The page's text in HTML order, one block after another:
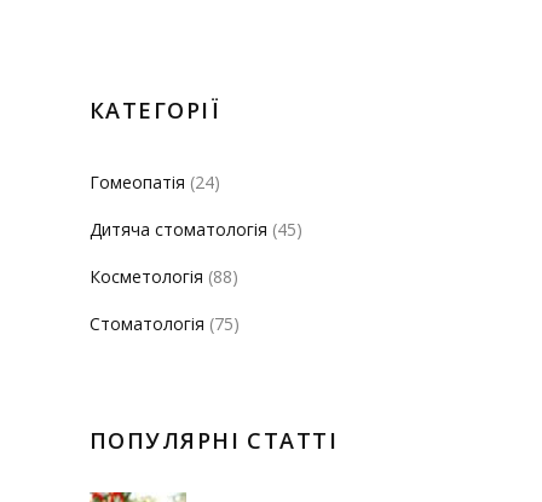
КАТЕГОРІЇ
Гомеопатія (24)
Дитяча стоматологія (45)
Косметологія (88)
Стоматологія (75)
ПОПУЛЯРНІ СТАТТІ